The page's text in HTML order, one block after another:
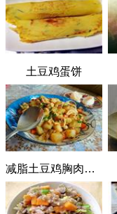
土豆鸡蛋饼
减脂土豆鸡胸肉沙拉